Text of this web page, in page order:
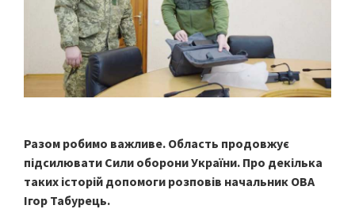
Разом робимо важливе. Область продовжує
підсилювати Сили оборони України. Про декілька
таких історій допомоги розповів начальник ОВА
Ігор Табурець.